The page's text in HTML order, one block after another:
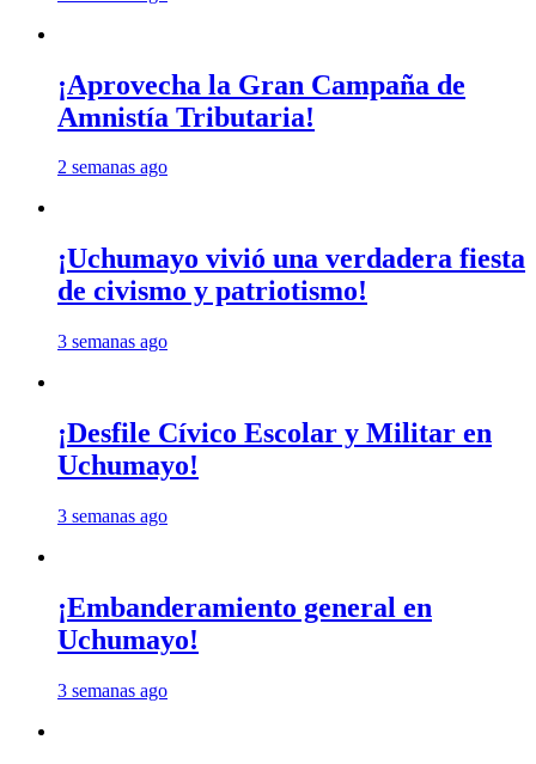
¡Aprovecha la Gran Campaña de
Amnistía Tributaria!
2 semanas ago
¡Uchumayo vivió una verdadera fiesta
de civismo y patriotismo!
3 semanas ago
¡Desfile Cívico Escolar y Militar en
Uchumayo!
3 semanas ago
¡Embanderamiento general en
Uchumayo!
3 semanas ago